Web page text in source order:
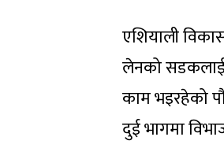
एशियाली
लेनको सडकलाई
काम भइरहेको
दुई भागमा